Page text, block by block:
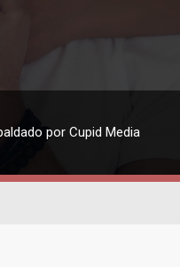
por Cupid Media